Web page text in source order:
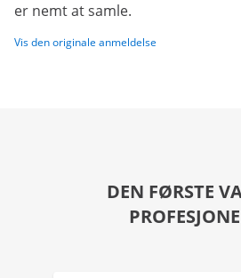
er nemt at samle.
Vis den originale anmeldelse
DEN FØRSTE